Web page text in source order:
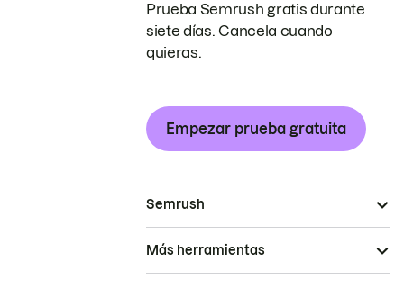
Prueba Semrush gratis durante
siete días. Cancela cuando
quieras.
Empezar prueba gratuita
Semrush
Más herramientas